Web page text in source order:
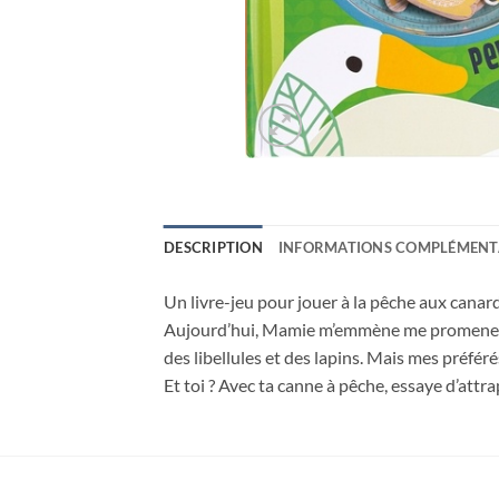
DESCRIPTION INFORMATIONS
Un livre-jeu pour jouer à la pêche aux
Aujourd’hui, Mamie m’emmène me
des libellules et des lapins. Mais mes
Et toi ? Avec ta canne à pêche, essaye